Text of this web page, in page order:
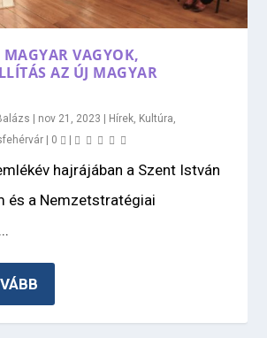
MAGYAR VAGYOK,
AZ ÚJ MAGYAR
| nov 21, 2023 | Hírek Kultúra
| 0 |
hajrájában a Szent István
és a Nemzetstratégiai